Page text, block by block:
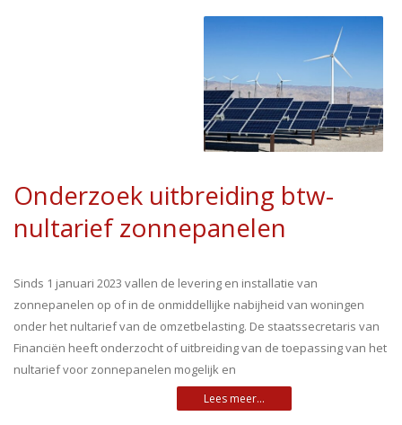
Onderzoek uitbreiding btw-
nultarief zonnepanelen
Sinds 1 januari 2023 vallen de levering en installatie van
zonnepanelen op of in de onmiddellijke nabijheid van woningen
onder het nultarief van de omzetbelasting. De staatssecretaris van
Financiën heeft onderzocht of uitbreiding van de toepassing van het
nultarief voor zonnepanelen mogelijk en